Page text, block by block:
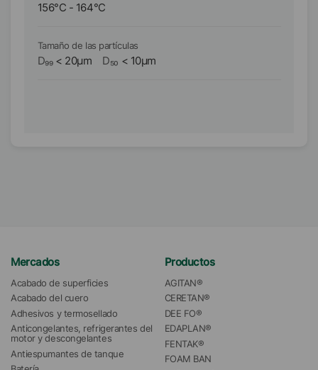
156°C - 164°C
Tamaño de las partículas
D₉₉ < 20µm D₅₀ < 10µm
Mercados
Acabado de superficies
Acabado del cuero
Adhesivos y termosellado
Anticongelantes, refrigerantes del
motor y descongelantes
Antiespumantes de tanque
Productos
AGITAN®
CERETAN®
DEE FO®
EDAPLAN®
FENTAK®
FOAM BAN